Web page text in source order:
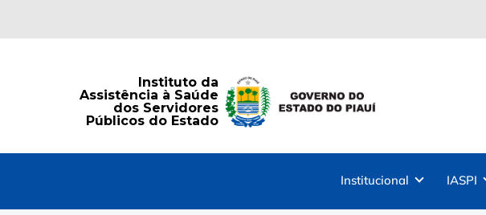
Instituto da
Assistência à Saúde
dos Servidores
Públicos do Estado
Institucional IASPI